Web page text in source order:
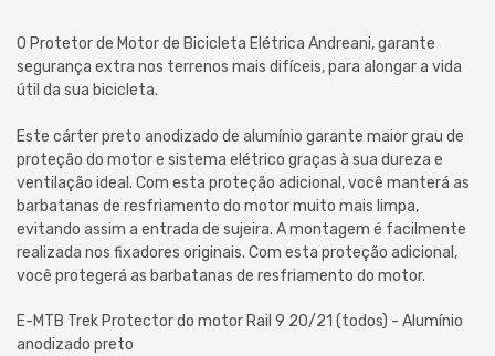
O Protetor de Motor de Bicicleta Elétrica Andreani, garante
segurança extra nos terrenos mais difíceis, para alongar a vida
útil da sua bicicleta.
Este cárter preto anodizado de alumínio garante maior grau de
proteção do motor e sistema elétrico graças à sua dureza e
ventilação ideal. Com esta proteção adicional, você manterá as
barbatanas de resfriamento do motor muito mais limpa,
evitando assim a entrada de sujeira. A montagem é facilmente
realizada nos fixadores originais. Com esta proteção adicional,
você protegerá as barbatanas de resfriamento do motor.
E-MTB Trek Protector do motor Rail 9 20/21 (todos) - Alumínio
anodizado preto